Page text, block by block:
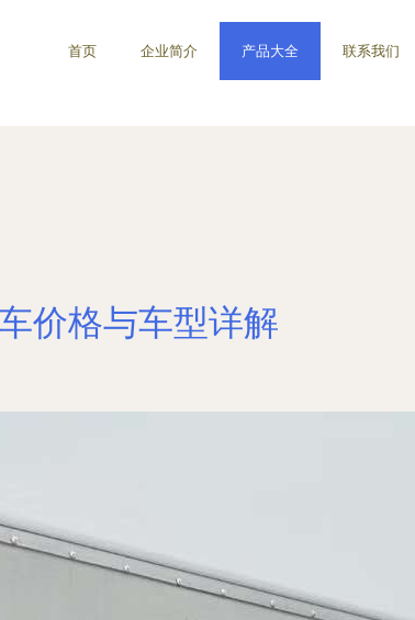
首页 企业简介 产品大全 联系我们
价格与车型详解